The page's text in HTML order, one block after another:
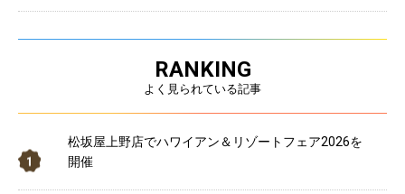
RANKING
よく見られている記事
松坂屋上野店でハワイアン＆リゾートフェア2026を
開催